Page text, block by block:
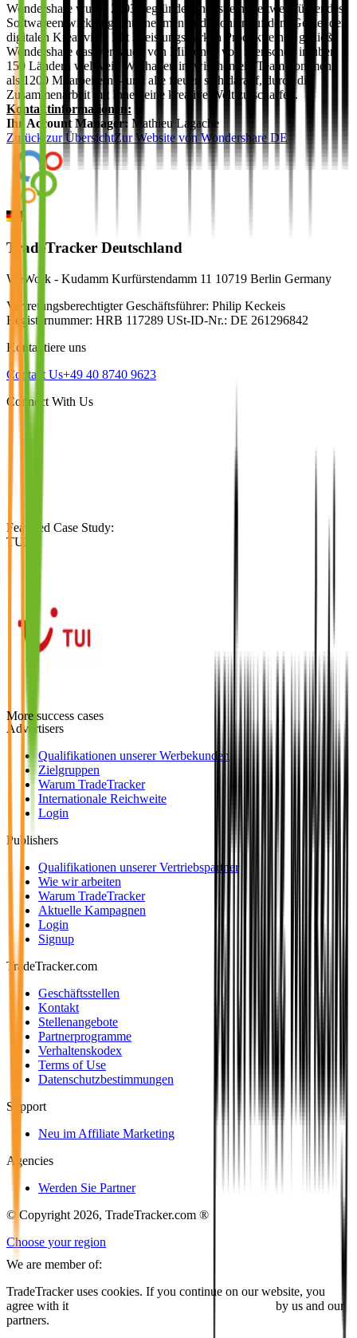
Wondershare wurde 2003 gegründet und ist ein weltweit führendes
Softwareentwicklungsunternehmen und Pionier auf dem Gebiet der
digitalen Kreativität. Mit 3 leistungsstarken Produktreihen genießt
Wondershare das Vertrauen von Millionen von Menschen in über
150 Ländern weltweit. Wir haben inzwischen ein Team von mehr
als 1200 Mitarbeitern – und alle freuen sich darauf, durch die
Zusammenarbeit mit Ihnen eine kreative Welt zu schaffen.
Kontaktinformationen:
Ihr Account Manager: Mathieu Lagache
Zurück zur ÜbersichtZur Website von Wondershare DE
TradeTracker Deutschland
WeWork - Kudamm Kurfürstendamm 11 10719 Berlin Germany
Vertretungsberechtigter Geschäftsführer: Philip Keckeis
Registernummer: HRB 117289 USt-ID-Nr.: DE 261296842
Kontaktiere uns
Contact Us+49 40 8740 9623
Connect With Us
Featured Case Study:
TUI
More success cases
Advertisers
Qualifikationen unserer Werbekunden
Zielgruppen
Warum TradeTracker
Internationale Reichweite
Login
Publishers
Qualifikationen unserer Vertriebspartner
Wie wir arbeiten
Warum TradeTracker
Aktuelle Kampagnen
Login
Signup
TradeTracker.com
Geschäftsstellen
Kontakt
Stellenangebote
Partnerprogramme
Verhaltenskodex
Terms of Use
Datenschutzbestimmungen
Support
Neu im Affiliate Marketing
Agencies
Werden Sie Partner
© Copyright 2026, TradeTracker.com ®
Choose your region
We are member of:
TradeTracker uses cookies. If you continue on our website, you
agree with it
by us and our
partners.